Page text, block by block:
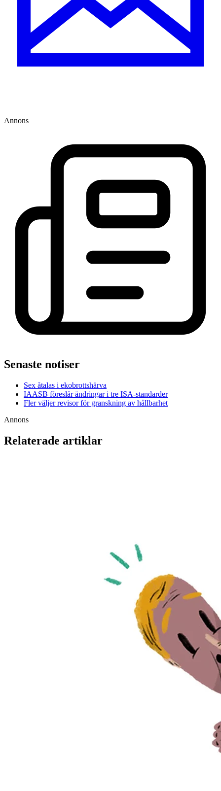
Annons
Senaste notiser
Sex åtalas i ekobrottshärva
IAASB föreslår ändringar i tre ISA-standarder
Fler väljer revisor för granskning av hållbarhet
Annons
Relaterade artiklar